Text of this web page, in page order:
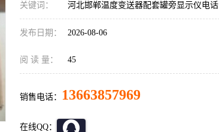
关键词： 河北邯郸温度变送器配套罐旁显示仪电话
发布日期： 2026-08-06
阅 读 量： 45
销售电话： 13663857969
在线QQ：